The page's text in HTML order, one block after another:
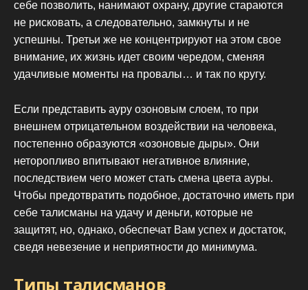
себе позволить, нанимают охрану, другие стараются
не рисковать, а следовательно, замкнуты и не
успешны. Третьи же не концентрируют на этом свое
внимание, их жизнь идет своим чередом, сменяя
удачливые моменты на провалы… и так по кругу.
Если представить ауру озоновым слоем, то при
внешнем отрицательном воздействии на человека,
постепенно образуются «озоновые дыры». Они
неторопливо впитывают негативное влияние,
последствием чего может стать смена цвета ауры.
Чтобы предотвратить подобное, достаточно иметь при
себе талисманы на удачу и деньги, которые не
защитят, но, однако, обеспечат Вам успех и достаток,
сведя невезение и неприятности до минимума.
Типы талисманов